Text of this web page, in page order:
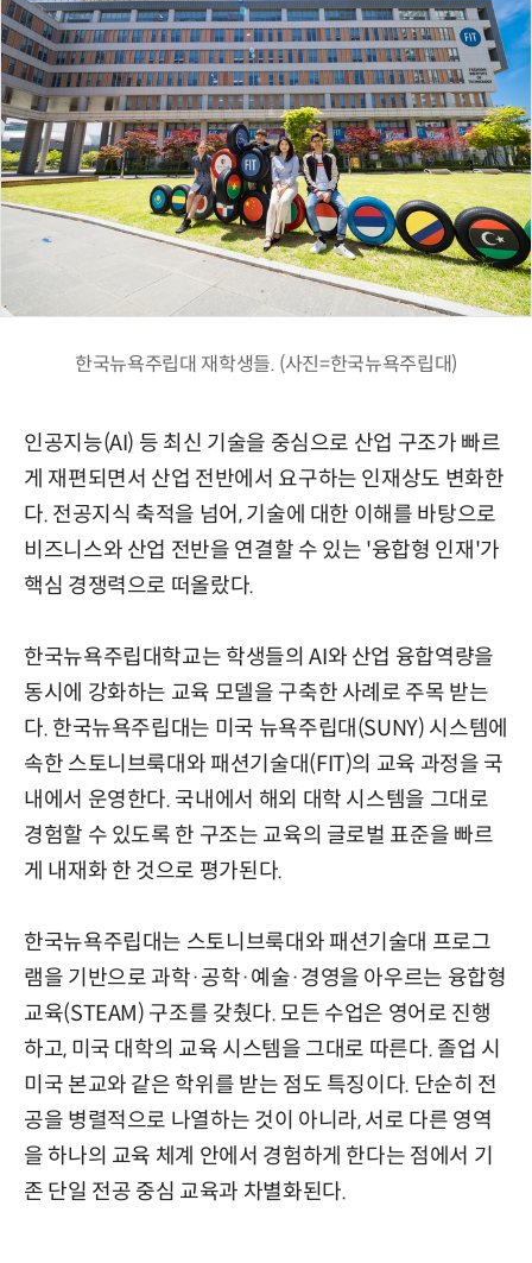
한국뉴욕주립대 재학생들. (사진=한국뉴욕주립대)
인공지능(AI) 등 최신 기술을 중심으로 산업 구조가 빠르
게 재편되면서 산업 전반에서 요구하는 인재상도 변화한
다. 전공지식 축적을 넘어, 기술에 대한 이해를 바탕으로
비즈니스와 산업 전반을 연결할 수 있는 '융합형 인재'가
핵심 경쟁력으로 떠올랐다.
한국뉴욕주립대학교는 학생들의 AI와 산업 융합역량을
동시에 강화하는 교육 모델을 구축한 사례로 주목 받는
다. 한국뉴욕주립대는 미국 뉴욕주립대(SUNY) 시스템에
속한 스토니브룩대와 패션기술대(FIT)의 교육 과정을 국
내에서 운영한다. 국내에서 해외 대학 시스템을 그대로
경험할 수 있도록 한 구조는 교육의 글로벌 표준을 빠르
게 내재화 한 것으로 평가된다.
한국뉴욕주립대는 스토니브룩대와 패션기술대 프로그
램을 기반으로 과학·공학·예술·경영을 아우르는 융합형
교육(STEAM) 구조를 갖췄다. 모든 수업은 영어로 진행
하고, 미국 대학의 교육 시스템을 그대로 따른다. 졸업 시
미국 본교와 같은 학위를 받는 점도 특징이다. 단순히 전
공을 병렬적으로 나열하는 것이 아니라, 서로 다른 영역
을 하나의 교육 체계 안에서 경험하게 한다는 점에서 기
존 단일 전공 중심 교육과 차별화된다.